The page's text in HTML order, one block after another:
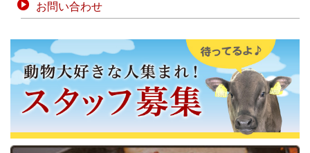
お問い合わせ